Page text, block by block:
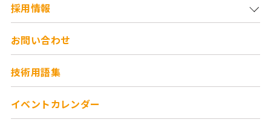
採用情報
お問い合わせ
技術用語集
イベントカレンダー